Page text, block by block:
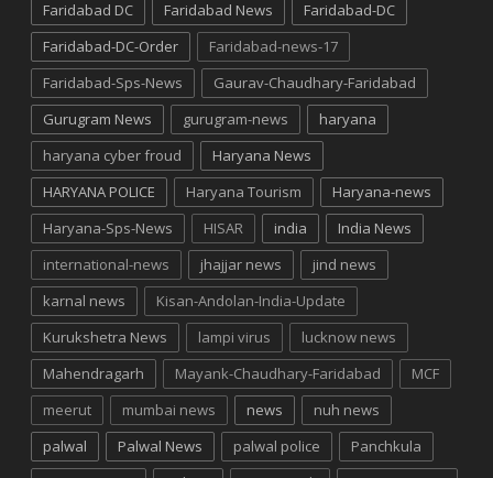
Faridabad DC
Faridabad News
Faridabad-DC
Faridabad-DC-Order
Faridabad-news-17
Faridabad-Sps-News
Gaurav-Chaudhary-Faridabad
Gurugram News
gurugram-news
haryana
haryana cyber froud
Haryana News
HARYANA POLICE
Haryana Tourism
Haryana-news
Haryana-Sps-News
HISAR india
India News
international-news
jhajjar news
jind news
karnal news
Kisan-Andolan-India-Update
Kurukshetra News
lampi virus
lucknow news
Mahendragarh
Mayank-Chaudhary-Faridabad
MCF
meerut
mumbai news news
nuh news
palwal
Palwal News palwal police
Panchkula